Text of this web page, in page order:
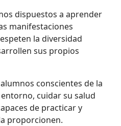
dispuestos a aprender
manifestaciones
la diversidad
sus propios
conscientes de la
cuidar su salud
de practicar y
proporcionen.